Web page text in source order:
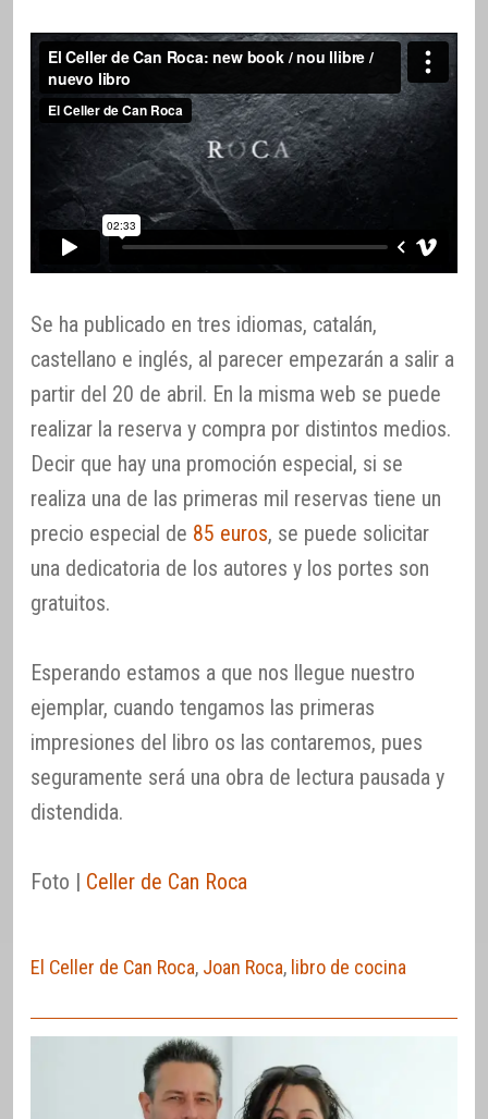
Se ha publicado en tres idiomas, catalán,
castellano e inglés, al parecer empezarán a salir a
partir del 20 de abril. En la misma web se puede
realizar la reserva y compra por distintos medios.
Decir que hay una promoción especial, si se
realiza una de las primeras mil reservas tiene un
precio especial de 85 euros, se puede solicitar
una dedicatoria de los autores y los portes son
gratuitos.
Esperando estamos a que nos llegue nuestro
ejemplar, cuando tengamos las primeras
impresiones del libro os las contaremos, pues
seguramente será una obra de lectura pausada y
distendida.
Foto | Celler de Can Roca
El Celler de Can Roca, Joan Roca, libro de cocina